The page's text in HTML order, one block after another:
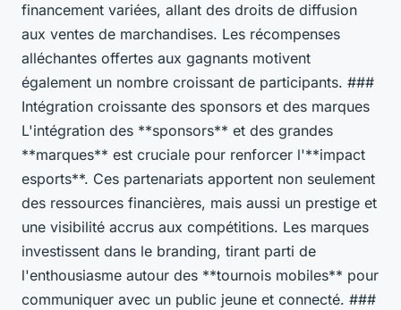
financement variées, allant des droits de diffusion
aux ventes de marchandises. Les récompenses
alléchantes offertes aux gagnants motivent
également un nombre croissant de participants. ###
Intégration croissante des sponsors et des marques
L'intégration des **sponsors** et des grandes
**marques** est cruciale pour renforcer l'**impact
esports**. Ces partenariats apportent non seulement
des ressources financières, mais aussi un prestige et
une visibilité accrus aux compétitions. Les marques
investissent dans le branding, tirant parti de
l'enthousiasme autour des **tournois mobiles** pour
communiquer avec un public jeune et connecté. ###